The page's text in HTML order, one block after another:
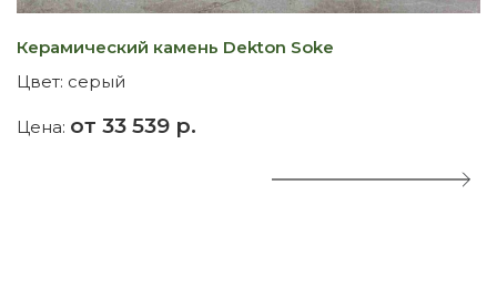
Керамический камень Dekton Soke
Цвет: серый
Цена: от 33 539 р.